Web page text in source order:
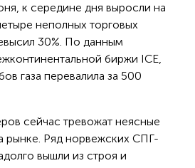
к середине дня выросли на
неполных торговых
30%. По данным
биржи ICE,
газа перевалила за 500
сейчас тревожат неясные
рынке. Ряд норвежских СПГ-
вышли из строя и